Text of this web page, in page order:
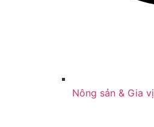
Nông sản & Gia vị